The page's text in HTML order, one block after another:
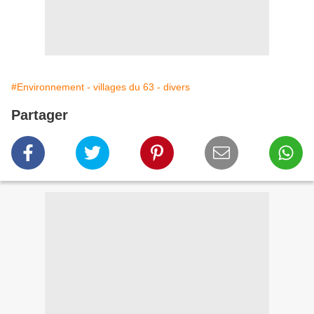
#Environnement - villages du 63 - divers
Partager